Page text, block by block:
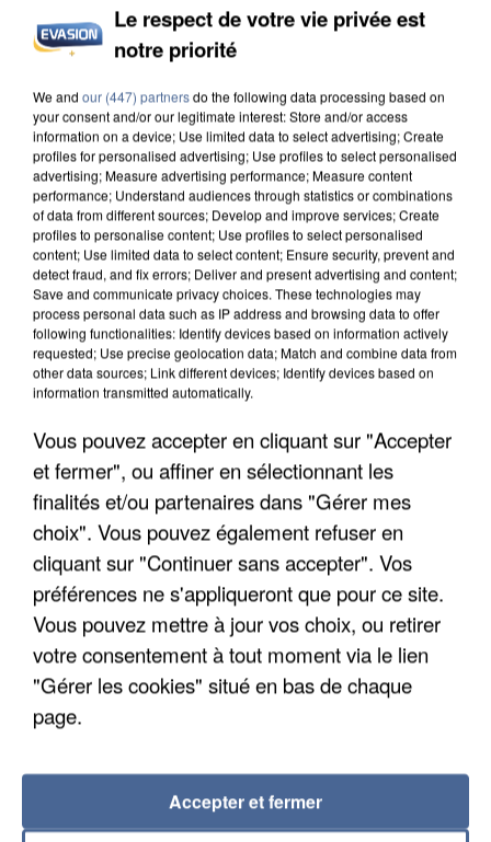
INCENDIES : L’ÎLE-DE-FRANCE LANCE UN ÉLAN
DE SOLIDARITÉ AVEC LES...
APRÈS TOUTES CES CANICULES, LES REFUGES
DE FAUNE SAUVAGE SONT...
Le respect de votre vie privée est
notre priorité
We and our (447) partnersdo the following data processing based on
your consent and/or our legitimate interest: Store and/or access
information on a device; Use limited data to select advertising; Create
profiles for personalised advertising; Use profiles to select personalised
advertising; Measure advertising performance; Measure content
performance; Understand audiences through statistics or combinations
of data from different sources; Develop and improve services; Create
profiles to personalise content; Use profiles to select personalised
content; Use limited data to select content; Ensure security, prevent and
detect fraud, and fix errors; Deliver and present advertising and content;
Save and communicate privacy choices. These technologies may
process personal data such as IP address and browsing data to offer
following functionalities: Identify devices based on information actively
requested; Use precise geolocation data; Match and combine data from
other data sources; Link different devices; Identify devices based on
information transmitted automatically.
Vous pouvez accepter en cliquant sur "Accepter
et fermer", ou affiner en sélectionnant les
finalités et/ou partenaires dans "Gérer mes
choix". Vous pouvez également refuser en
cliquant sur "Continuer sans accepter". Vos
préférences ne s'appliqueront que pour ce site.
Vous pouvez mettre à jour vos choix, ou retirer
votre consentement à tout moment via le lien
"Gérer les cookies" situé en bas de chaque
page.
Accepter et fermer